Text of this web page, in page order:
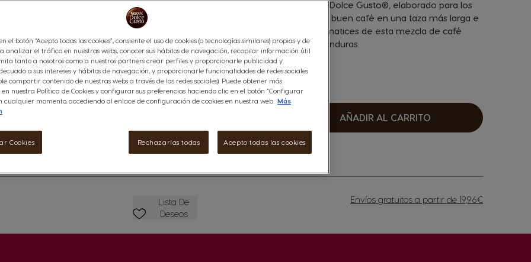
Descubre este café Americano de NESCAFÉ® Dolce Gusto®, elaborado para los
amantes del café que buscan la riqueza de un buen café en una taza más larga e
intensa. Disfruta de los elegantes y afrutados matices de esta mezcla de café
puro arábica premium de colombia, Brasil y Honduras.
Ver ingredientes
4,95 €
AÑADIR AL CARRITO
Envíos gratuitos a partir de 19,96€
Lista De Deseos
Lista De
Deseos
el botón “Acepto todas las cookies”, consiente el uso de cookies (o tecnologías similares) propias y de
analizar el tráfico en nuestras webs, conocer sus hábitos de navegación, recopilar información útil
tanto a nosotros como a nuestros partners crear perfiles y proporcionarle publicidad y
a sus intereses y hábitos de navegación, y proporcionarle funcionalidades de redes sociales
compartir contenido de nuestras webs a través de las redes sociales). Puede obtener más
nuestra Política de Cookies y configurar sus preferencias haciendo clic en el botón “Configurar
cualquier momento, accediendo al enlace de configuración de cookies en nuestra web. Más
Cookies Rechazarlas todas Acepto todas las cookies